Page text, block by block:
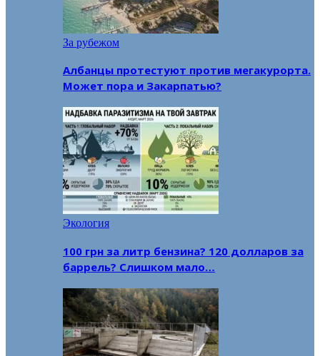
За рубежом
Албанцы протестуют против мегакурорта.
Может пора и Закарпатью?
Экология
100 грн за литр бензина? 120 долларов за
баррель? Слишком мало…